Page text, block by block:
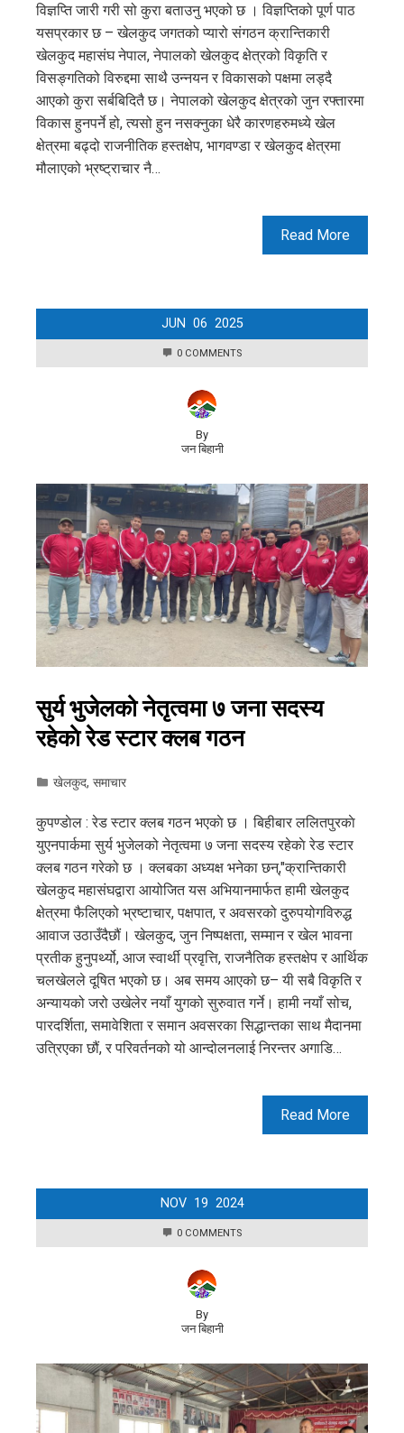
विज्ञप्ति जारी गरी सो कुरा बताउनु भएको छ । विज्ञप्तिको पूर्ण पाठ
यसप्रकार छ – खेलकुद जगतको प्यारो संगठन क्रान्तिकारी
खेलकुद महासंघ नेपाल, नेपालको खेलकुद क्षेत्रको विकृति र
विसङ्गतिको विरुद्दमा साथै उन्नयन र विकासको पक्षमा लड्दै
आएको कुरा सर्बबिदितै छ। नेपालको खेलकुद क्षेत्रको जुन रफ्तारमा
विकास हुनपर्ने हो, त्यसो हुन नसक्नुका धेरै कारणहरुमध्ये खेल
क्षेत्रमा बढ्दो राजनीतिक हस्तक्षेप, भागवण्डा र खेलकुद क्षेत्रमा
मौलाएको भ्रष्ट्राचार नै…
Read More
JUN 06 2025
0 COMMENTS
By
जन बिहानी
सुर्य भुजेलको नेतृत्वमा ७ जना सदस्य
रहेकाे रेड स्टार क्लब गठन
खेलकुद, समाचार
कुपण्डाेल : रेड स्टार क्लब गठन भएकाे छ । बिहीबार ललितपुरकाे
युएनपार्कमा सुर्य भुजेलको नेतृत्वमा ७ जना सदस्य रहेकाे रेड स्टार
क्लब गठन गरेको छ । क्लबका अध्यक्ष भनेका छन्,"क्रान्तिकारी
खेलकुद महासंघद्वारा आयोजित यस अभियानमार्फत हामी खेलकुद
क्षेत्रमा फैलिएको भ्रष्टाचार, पक्षपात, र अवसरको दुरुपयोगविरुद्ध
आवाज उठाउँदैछौं। खेलकुद, जुन निष्पक्षता, सम्मान र खेल भावना
प्रतीक हुनुपर्थ्यो, आज स्वार्थी प्रवृत्ति, राजनैतिक हस्तक्षेप र आर्थिक
चलखेलले दूषित भएको छ। अब समय आएको छ– यी सबै विकृति र
अन्यायको जरो उखेलेर नयाँ युगको सुरुवात गर्ने। हामी नयाँ सोच,
पारदर्शिता, समावेशिता र समान अवसरका सिद्धान्तका साथ मैदानमा
उत्रिएका छौं, र परिवर्तनको यो आन्दोलनलाई निरन्तर अगाडि…
Read More
NOV 19 2024
0 COMMENTS
By
जन बिहानी